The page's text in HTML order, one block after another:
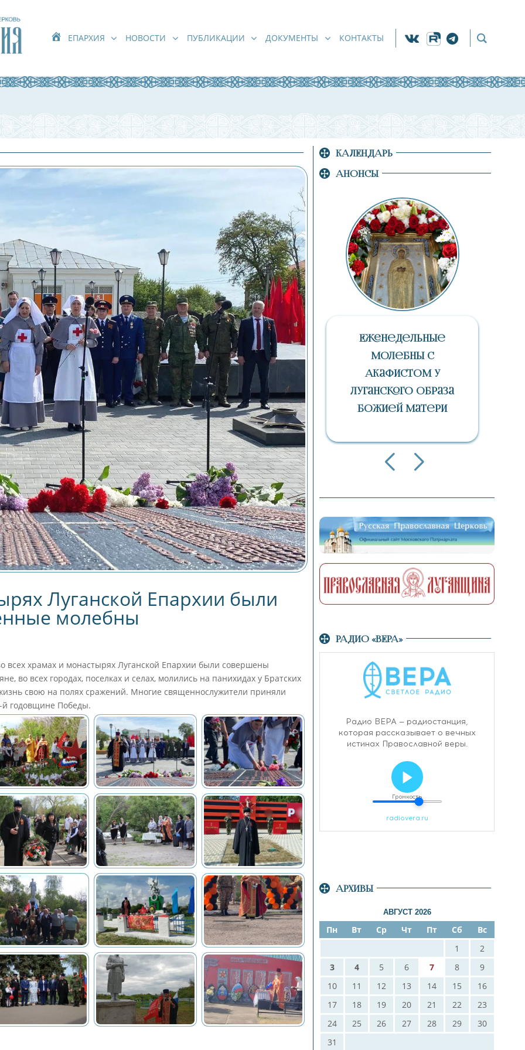
ЕПАРХИЯ НОВОСТИ ПУБЛИКАЦИИ ДОКУМЕНТЫ КОНТАКТЫ
Луганской Епархии были
молебны
храмах и монастырях Луганской Епархии были совершены
во всех городах, поселках и селах, молились на панихидах у Братских
свою на полях сражений. Многие священнослужители приняли
годовщине Победы.
КАЛЕНДАРЬ
АНОНСЫ
Расписание
На 2026 Г.
Еженедельные
Молебны С
Акафистом У
Луганского Образа
Божией Матери
«СПАС» – Православный
Телеканал В Каждом
Доме Страны
РАДИО «ВЕРА»
АРХИВЫ
АВГУСТ 2026
Пн Вт Ср Чт Пт Сб
Вс
1
2
3
4 5 6 7 8
9
10
11 12 13 14 15
16
17
18 19 20 21 22
23
24
25 26 27 28 29
30
31